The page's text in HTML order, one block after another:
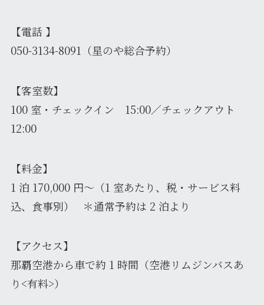
【電話 】
050-3134-8091（星のや総合予約）
【客室数】
100 室・チェックイン 15:00／チェックアウト
12:00
【料金】
1 泊 170,000 円～（1 室あたり、税・サービス料
込、食事別） ＊通常予約は 2 泊より
【アクセス】
那覇空港から車で約 1 時間（空港リムジンバスあ
り<有料>）